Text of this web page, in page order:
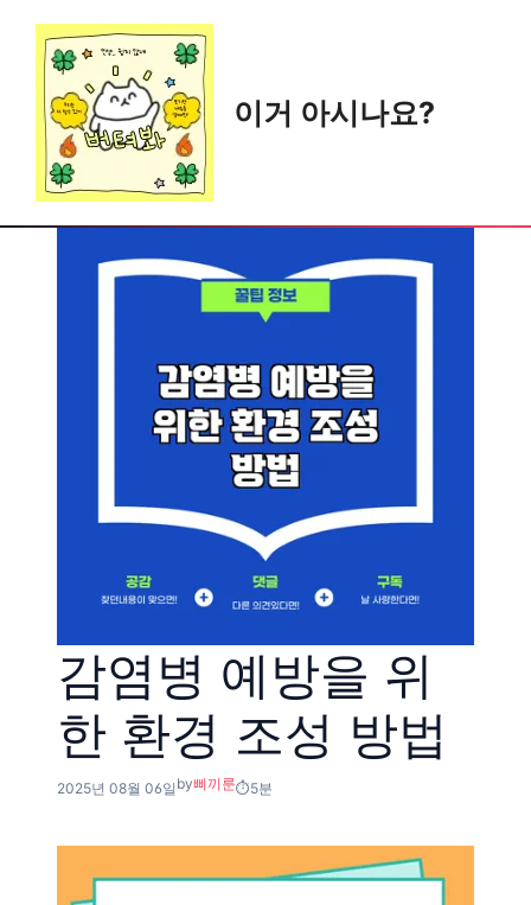
content
이거 아시나요?
감염병 예방을 위
한 환경 조성 방법
2025년 08월 06일 by삐끼룬 5분